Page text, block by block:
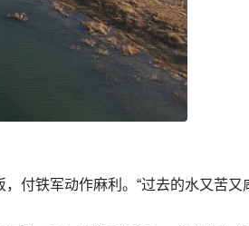
付铁军动作麻利。“过去的水又苦又